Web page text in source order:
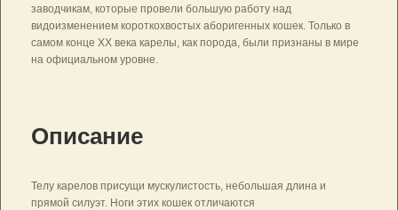
заводчикам, которые провели большую работу над
видоизменением короткохвостых аборигенных кошек. Только в
самом конце ХХ века карелы, как порода, были признаны в мире
на официальном уровне.
Описание
Телу карелов присущи мускулистость, небольшая длина и
прямой силуэт. Ноги этих кошек отличаются